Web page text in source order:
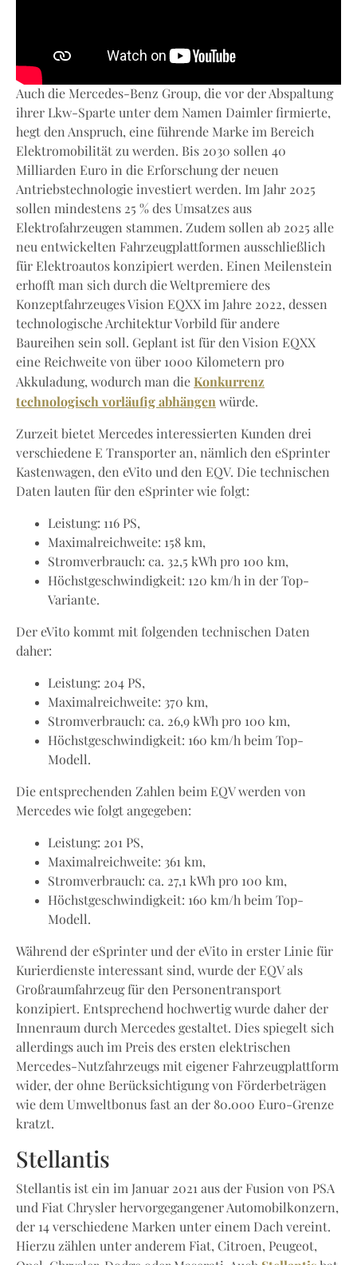
Auch die Mercedes-Benz Group, die vor der Abspaltung
ihrer Lkw-Sparte unter dem Namen Daimler firmierte,
hegt den Anspruch, eine führende Marke im Bereich
Elektromobilität zu werden. Bis 2030 sollen 40
Milliarden Euro in die Erforschung der neuen
Antriebstechnologie investiert werden. Im Jahr 2025
sollen mindestens 25 % des Umsatzes aus
Elektrofahrzeugen stammen. Zudem sollen ab 2025 alle
neu entwickelten Fahrzeugplattformen ausschließlich
für Elektroautos konzipiert werden. Einen Meilenstein
erhofft man sich durch die Weltpremiere des
Konzeptfahrzeuges Vision EQXX im Jahre 2022, dessen
technologische Architektur Vorbild für andere
Baureihen sein soll. Geplant ist für den Vision EQXX
eine Reichweite von über 1000 Kilometern pro
Akkuladung, wodurch man die Konkurrenz
technologisch vorläufig abhängen würde.
Zurzeit bietet Mercedes interessierten Kunden drei
verschiedene E Transporter an, nämlich den eSprinter
Kastenwagen, den eVito und den EQV. Die technischen
Daten lauten für den eSprinter wie folgt:
Leistung: 116 PS,
Maximalreichweite: 158 km,
Stromverbrauch: ca. 32,5 kWh pro 100 km,
Höchstgeschwindigkeit: 120 km/h in der Top-
Variante.
Der eVito kommt mit folgenden technischen Daten
daher:
Leistung: 204 PS,
Maximalreichweite: 370 km,
Stromverbrauch: ca. 26,9 kWh pro 100 km,
Höchstgeschwindigkeit: 160 km/h beim Top-
Modell.
Die entsprechenden Zahlen beim EQV werden von
Mercedes wie folgt angegeben:
Leistung: 201 PS,
Maximalreichweite: 361 km,
Stromverbrauch: ca. 27,1 kWh pro 100 km,
Höchstgeschwindigkeit: 160 km/h beim Top-
Modell.
Während der eSprinter und der eVito in erster Linie für
Kurierdienste interessant sind, wurde der EQV als
Großraumfahrzeug für den Personentransport
konzipiert. Entsprechend hochwertig wurde daher der
Innenraum durch Mercedes gestaltet. Dies spiegelt sich
allerdings auch im Preis des ersten elektrischen
Mercedes-Nutzfahrzeugs mit eigener Fahrzeugplattform
wider, der ohne Berücksichtigung von Förderbeträgen
wie dem Umweltbonus fast an der 80.000 Euro-Grenze
kratzt.
Stellantis
Stellantis ist ein im Januar 2021 aus der Fusion von PSA
und Fiat Chrysler hervorgegangener Automobilkonzern,
der 14 verschiedene Marken unter einem Dach vereint.
Hierzu zählen unter anderem Fiat, Citroen, Peugeot,